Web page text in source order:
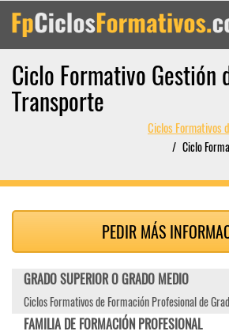
Ciclo Formativo Gestión
Transporte
Ciclos Formativos
Ciclo
PEDIR MÁS
GRADO SUPERIOR O GRADO MEDIO
Ciclos Formativos de Formación Profesional de
FAMILIA DE FORMACIÓN PROFESIONAL